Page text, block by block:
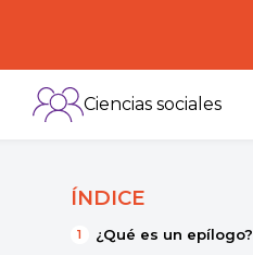
Ciencias sociales
ÍNDICE
¿Qué es un epílogo?